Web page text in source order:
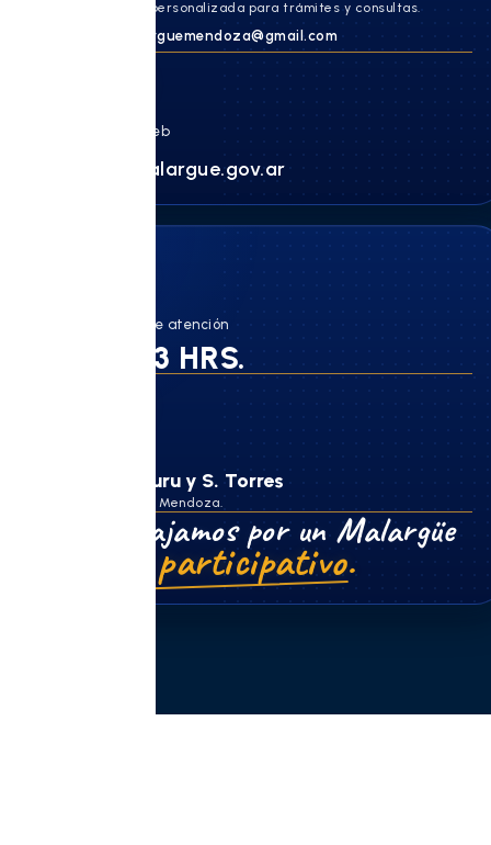
Atención personalizada para trámites y consultas.
hcdmalarguemendoza@gmail.com
Página web
hcd.malargue.gov.ar
Horario de atención
8 a 13 HRS.
N. Uriburu y S. Torres
Malargüe, Mendoza.
Trabajamos por un Malargüe
más participativo.